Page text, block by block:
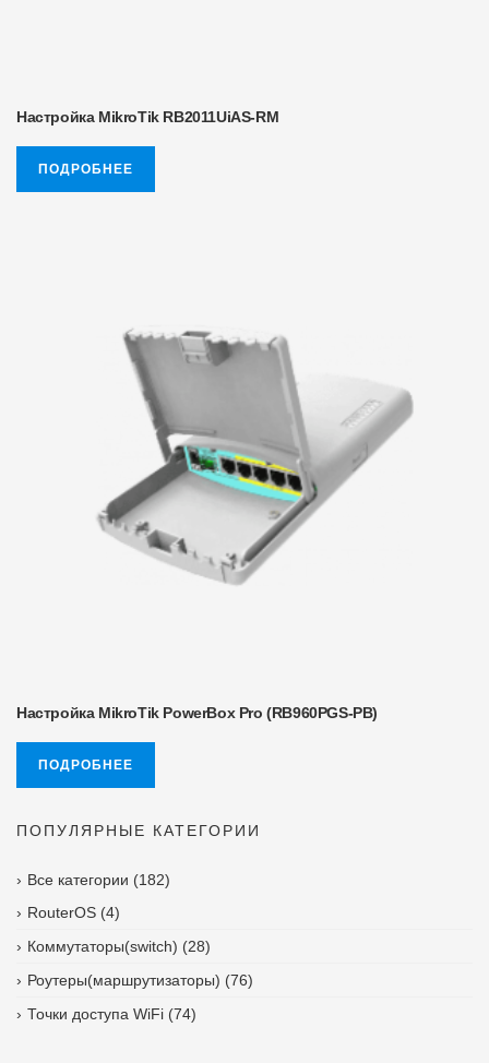
Настройка MikroTik RB2011UiAS-RM
ПОДРОБНЕЕ
Настройка MikroTik PowerBox Pro (RB960PGS-PB)
ПОДРОБНЕЕ
ПОПУЛЯРНЫЕ КАТЕГОРИИ
Все категории (182)
RouterOS (4)
Коммутаторы(switch) (28)
Роутеры(маршрутизаторы) (76)
Точки доступа WiFi (74)